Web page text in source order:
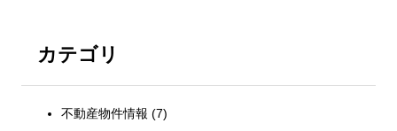
カテゴリ
不動産物件情報 (7)